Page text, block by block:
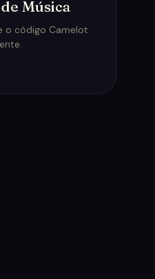
Música
o código Camelot